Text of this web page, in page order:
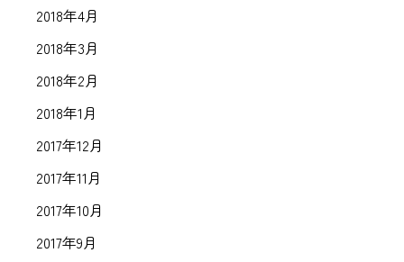
2018年4月
2018年3月
2018年2月
2018年1月
2017年12月
2017年11月
2017年10月
2017年9月